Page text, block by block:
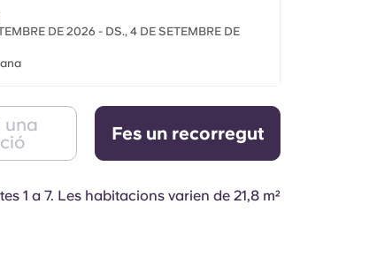
DE 2026 - DS., 4 DE SETEMBRE DE
una
Fes un recorregut
1 a 7. Les habitacions varien de 21,8 m²